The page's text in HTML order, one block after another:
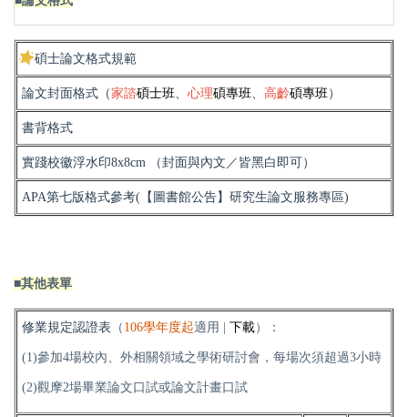
碩士論文格式規範
論文封面格式 （家諮碩士班、 心理碩專班、 高齡碩專班）
書背格式
實踐校徽浮水印8x8cm （封面與內文／皆黑白即可）
APA第七版格式參考(【圖書館公告】研究生論文服務專區)
■其他表單
修業規定認證表 （ 106學年度起適用 | 下載）：
(1)參加4場校內、外相關領域之學術研討會，每場次須超過3小時
(2)觀摩2場畢業論文口試或論文計畫口試